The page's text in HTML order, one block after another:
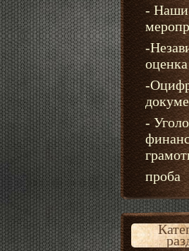
- Наши
-
оценка
-
-
проба